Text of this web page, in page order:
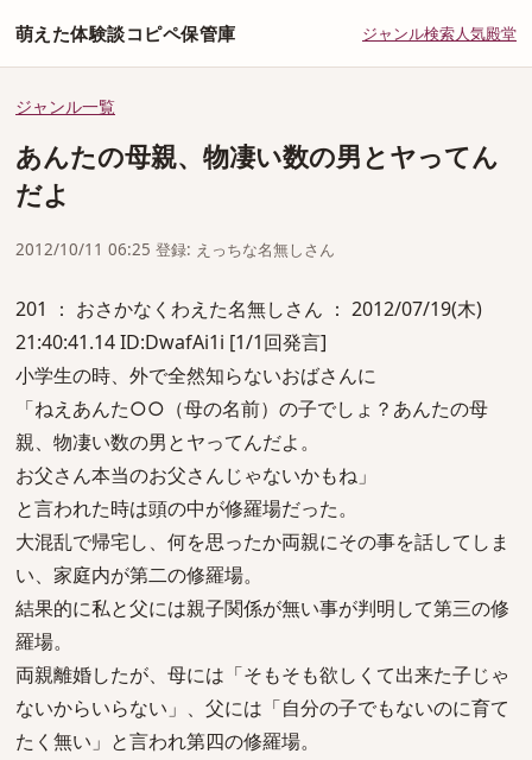
萌えた体験談コピペ保管庫 ジャンル検索人気殿堂
ジャンル一覧
あんたの母親、物凄い数の男とヤってん
だよ
2012/10/11 06:25 登録: えっちな名無しさん
201 ： おさかなくわえた名無しさん ： 2012/07/19(木)
21:40:41.14 ID:DwafAi1i [1/1回発言]
小学生の時、外で全然知らないおばさんに
「ねえあんた○○（母の名前）の子でしょ？あんたの母
親、物凄い数の男とヤってんだよ。
お父さん本当のお父さんじゃないかもね」
と言われた時は頭の中が修羅場だった。
大混乱で帰宅し、何を思ったか両親にその事を話してしま
い、家庭内が第二の修羅場。
結果的に私と父には親子関係が無い事が判明して第三の修
羅場。
両親離婚したが、母には「そもそも欲しくて出来た子じゃ
ないからいらない」、父には「自分の子でもないのに育て
たく無い」と言われ第四の修羅場。